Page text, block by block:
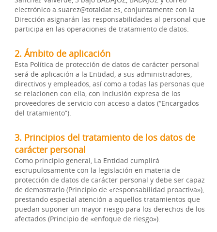
electrónico a.suarez@totaldat.es, conjuntamente con la
Dirección asignarán las responsabilidades al personal que
participa en las operaciones de tratamiento de datos.
2. Ámbito de aplicación
Esta Política de protección de datos de carácter personal
será de aplicación a la Entidad, a sus administradores,
directivos y empleados, así como a todas las personas que
se relacionen con ella, con inclusión expresa de los
proveedores de servicio con acceso a datos (“Encargados
del tratamiento”).
3. Principios del tratamiento de los datos de
carácter personal
Como principio general, La Entidad cumplirá
escrupulosamente con la legislación en materia de
protección de datos de carácter personal y debe ser capaz
de demostrarlo (Principio de «responsabilidad proactiva»),
prestando especial atención a aquellos tratamientos que
puedan suponer un mayor riesgo para los derechos de los
afectados (Principio de «enfoque de riesgo»).